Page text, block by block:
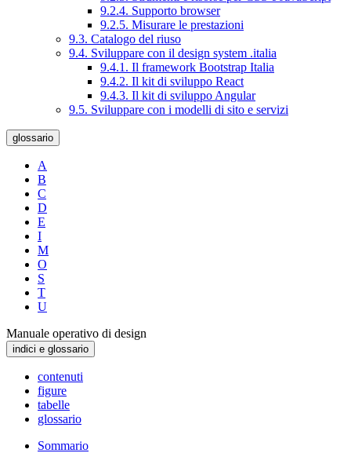
9.2.4. Supporto browser
9.2.5. Misurare le prestazioni
9.3. Catalogo del riuso
9.4. Sviluppare con il design system .italia
9.4.1. Il framework Bootstrap Italia
9.4.2. Il kit di sviluppo React
9.4.3. Il kit di sviluppo Angular
9.5. Sviluppare con i modelli di sito e servizi
glossario
A
B
C
D
E
I
M
O
S
T
U
Manuale operativo di design
indici e glossario
contenuti
figure
tabelle
glossario
Sommario